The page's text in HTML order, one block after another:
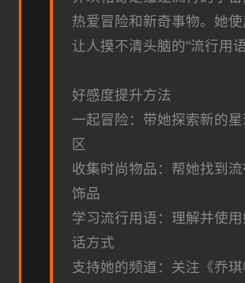
热爱冒险和新奇事物。她
让人摸不清头脑的"流行用语
好感度提升方法
一起冒险：带她探索新的
区
收集时尚物品：帮她找到
饰品
学习流行用语：理解并使
话方式
支持她的频道：关注《乔